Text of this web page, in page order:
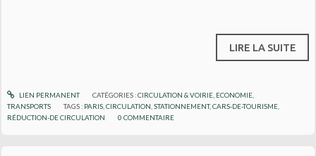
LIRE LA SUITE
LIEN PERMANENT CATÉGORIES :CIRCULATION & VOIRIE, ECONOMIE,
TRANSPORTS
TAGS : PARIS,CIRCULATION,STATIONNEMENT,CARS-DE-TOURISME,
RÉDUCTION-DE CIRCULATION
0 COMMENTAIRE